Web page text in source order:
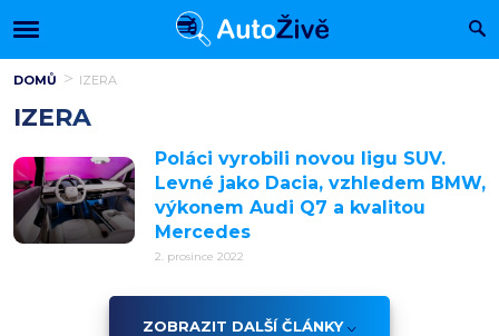
DOMŮ IZERA
IZERA
Poláci vyrobili novou ligu SUV.
Levné jako Dacia, vzhledem BMW,
výkonem Audi Q7 a kvalitou
Mercedes
2. prosince 2022
ZOBRAZIT DALŠÍ ČLÁNKY